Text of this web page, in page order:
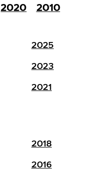
2020
2010
2025
2023
2021
2018
2016